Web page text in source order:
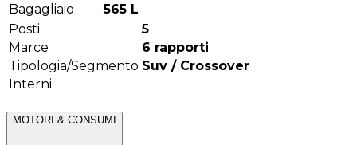
Bagagliaio
565 L
Posti
5
Marce
6 rapporti
Tipologia/Segmento Suv / Crossover
Interni
MOTORI & CONSUMI